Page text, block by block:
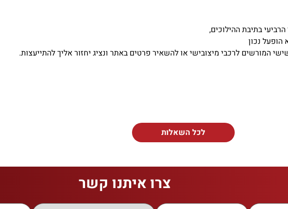
בתיבת ההילוכים,
נכון
המורשים לרכבי מיצובישי או להשאיר פרטים באתר ונציג יחזור אליך להתייעצות.
לכל השאלות
צרו איתנו קשר